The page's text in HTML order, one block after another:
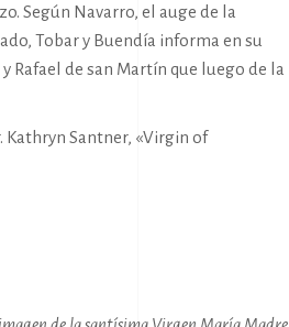
Según Navarro, el auge de la
Tobar y Buendía informa en su
Rafael de san Martín que luego de la
Kathryn Santner, «Virgin of